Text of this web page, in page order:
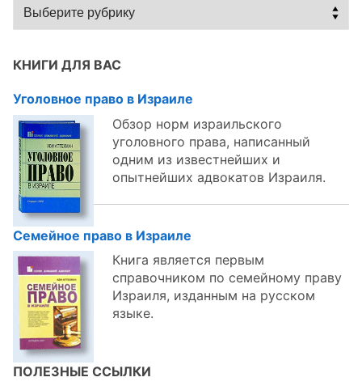
Статьи
по
КНИГИ ДЛЯ ВАС
Уголовное право в Израиле
Обзор норм израильского
уголовного права, написанный
одним из известнейших и
опытнейших адвокатов Израиля.
Семейное право в Израиле
Книга является первым
справочником по семейному праву
Израиля, изданным на русском
языке.
ПОЛЕЗНЫЕ ССЫЛКИ